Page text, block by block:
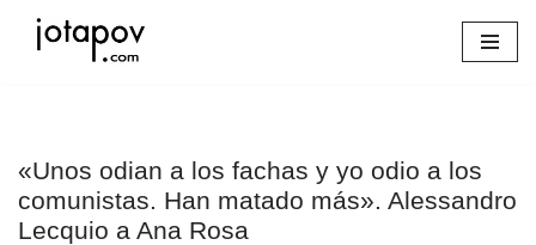
«Unos odian a los fachas y yo odio a los
comunistas. Han matado más». Alessandro
Lecquio a Ana Rosa